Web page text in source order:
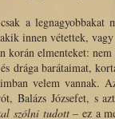
a
innen vétettek,
elmenteket:
drága barátaimat,
velem vannak.
Balázs Józsefet, s
szólni tudott– ez a